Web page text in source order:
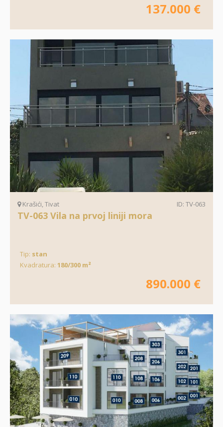
137.000 €
Krašići, Tivat ID: TV-063
TV-063 Vila na prvoj liniji mora
Tip: stan
Kvadratura: 180/300 m²
890.000 €